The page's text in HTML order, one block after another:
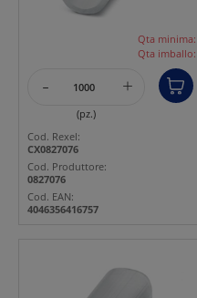
Qta minima:
Qta imballo:
- +
(pz.)
Cod. Rexel:
CX0827076
Cod. Produttore:
0827076
Cod. EAN:
4046356416757